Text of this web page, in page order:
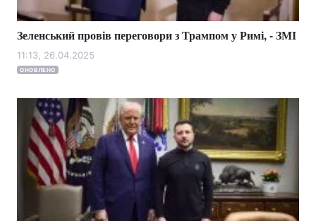
Зеленський провів переговори з Трампом у Римі, - ЗМІ
11:13, 26.04.2025
ОНОВЛЕНО